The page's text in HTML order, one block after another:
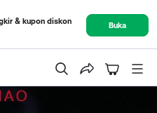
& kupon diskon
Buka